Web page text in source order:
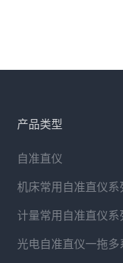
产品类型
自准直仪
机床常用自准直仪系
计量常用自准直仪系
光电自准直仪一拖多